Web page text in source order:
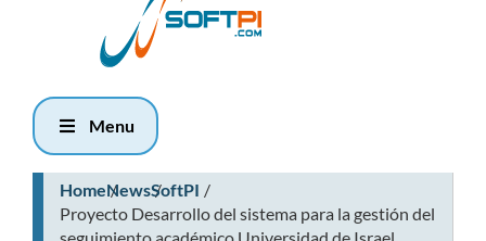
Menu
HomeNewsSoftPI
Proyecto Desarrollo del sistema para la gestión del